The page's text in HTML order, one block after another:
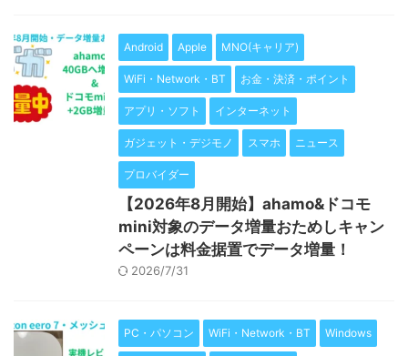
Android Apple MNO(キャリア)
WiFi・Network・BT お金・決済・ポイント
アプリ・ソフト インターネット
ガジェット・デジモノ スマホ ニュース
プロバイダー
【2026年8月開始】ahamo&ドコモ
mini対象のデータ増量おためしキャン
ペーンは料金据置でデータ増量！
2026/7/31
PC・パソコン WiFi・Network・BT Windows